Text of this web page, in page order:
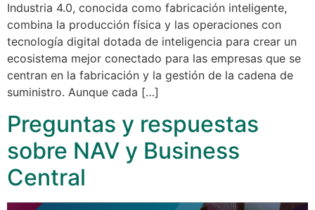
Industria 4.0, conocida como fabricación inteligente,
combina la producción física y las operaciones con
tecnología digital dotada de inteligencia para crear un
ecosistema mejor conectado para las empresas que se
centran en la fabricación y la gestión de la cadena de
suministro. Aunque cada […]
Preguntas y respuestas
sobre NAV y Business
Central